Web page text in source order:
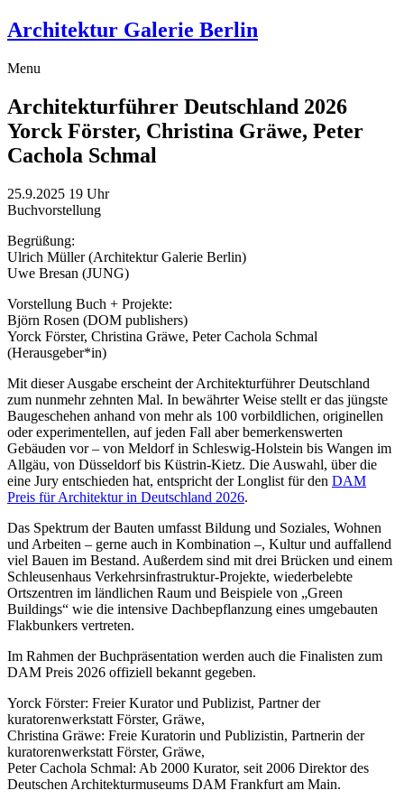
Architektur Galerie Berlin
Menu
Architekturführer Deutschland 2026
Yorck Förster, Christina Gräwe, Peter
Cachola Schmal
25.9.2025 19 Uhr
Buchvorstellung
Begrüßung:
Ulrich Müller (Architektur Galerie Berlin)
Uwe Bresan (JUNG)
Vorstellung Buch + Projekte:
Björn Rosen (DOM publishers)
Yorck Förster, Christina Gräwe, Peter Cachola Schmal
(Herausgeber*in)
Mit dieser Ausgabe erscheint der Architekturführer Deutschland
zum nunmehr zehnten Mal. In bewährter Weise stellt er das jüngste
Baugeschehen anhand von mehr als 100 vorbildlichen, originellen
oder experimentellen, auf jeden Fall aber bemerkenswerten
Gebäuden vor – von Meldorf in Schleswig-Holstein bis Wangen im
Allgäu, von Düsseldorf bis Küstrin-Kietz. Die Auswahl, über die
eine Jury entschieden hat, entspricht der Longlist für den DAM
Preis für Architektur in Deutschland 2026.
Das Spektrum der Bauten umfasst Bildung und Soziales, Wohnen
und Arbeiten – gerne auch in Kombination –, Kultur und auffallend
viel Bauen im Bestand. Außerdem sind mit drei Brücken und einem
Schleusenhaus Verkehrsinfrastruktur-Projekte, wiederbelebte
Ortszentren im ländlichen Raum und Beispiele von „Green
Buildings“ wie die intensive Dachbepflanzung eines umgebauten
Flakbunkers vertreten.
Im Rahmen der Buchpräsentation werden auch die Finalisten zum
DAM Preis 2026 offiziell bekannt gegeben.
Yorck Förster: Freier Kurator und Publizist, Partner der
kuratorenwerkstatt Förster, Gräwe,
Christina Gräwe: Freie Kuratorin und Publizistin, Partnerin der
kuratorenwerkstatt Förster, Gräwe,
Peter Cachola Schmal: Ab 2000 Kurator, seit 2006 Direktor des
Deutschen Architekturmuseums DAM Frankfurt am Main.